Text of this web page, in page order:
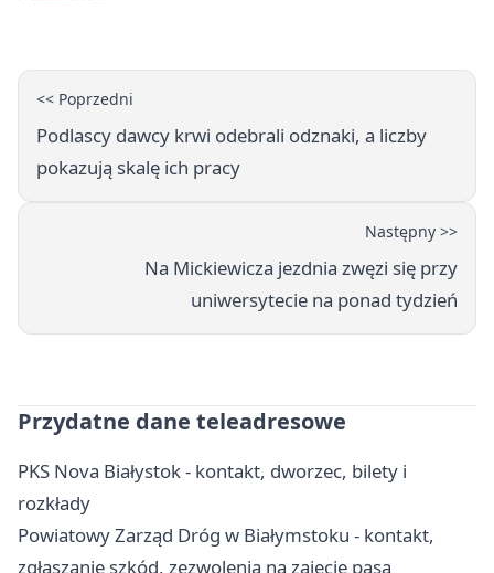
<< Poprzedni
Podlascy dawcy krwi odebrali odznaki, a liczby
pokazują skalę ich pracy
Następny >>
Na Mickiewicza jezdnia zwęzi się przy
uniwersytecie na ponad tydzień
Przydatne dane teleadresowe
PKS Nova Białystok - kontakt, dworzec, bilety i
rozkłady
Powiatowy Zarząd Dróg w Białymstoku - kontakt,
zgłaszanie szkód, zezwolenia na zajęcie pasa